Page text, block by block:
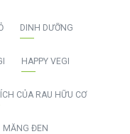
DINH DƯỠNG
HAPPY VEGI
CỦA RAU HỮU CƠ
MĂNG ĐEN